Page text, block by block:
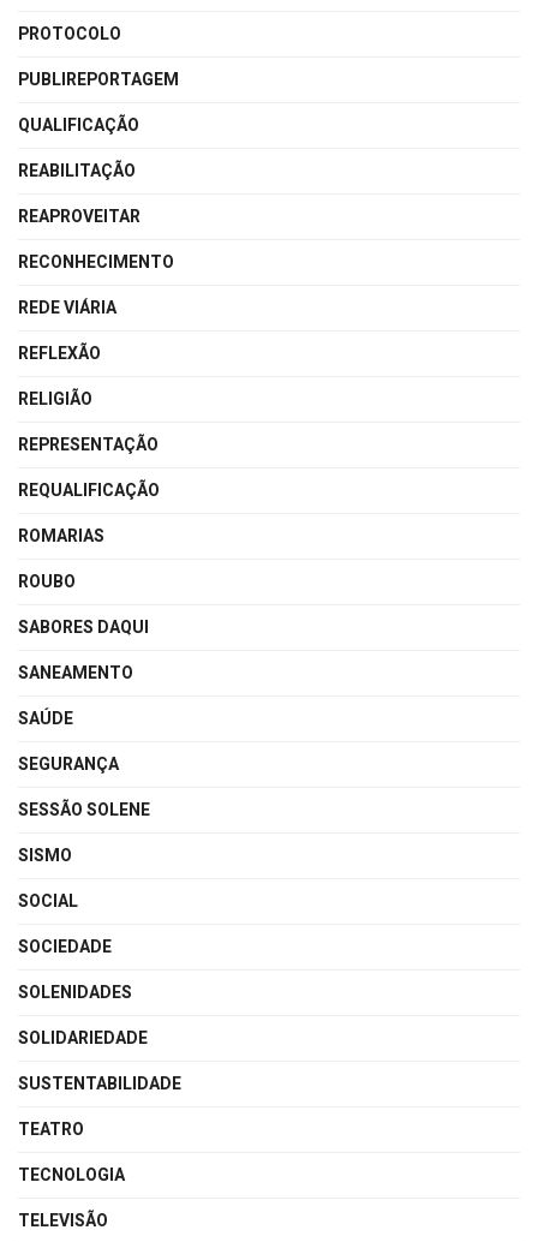
PROTOCOLO
PUBLIREPORTAGEM
QUALIFICAÇÃO
REABILITAÇÃO
REAPROVEITAR
RECONHECIMENTO
REDE VIÁRIA
REFLEXÃO
RELIGIÃO
REPRESENTAÇÃO
REQUALIFICAÇÃO
ROMARIAS
ROUBO
SABORES DAQUI
SANEAMENTO
SAÚDE
SEGURANÇA
SESSÃO SOLENE
SISMO
SOCIAL
SOCIEDADE
SOLENIDADES
SOLIDARIEDADE
SUSTENTABILIDADE
TEATRO
TECNOLOGIA
TELEVISÃO